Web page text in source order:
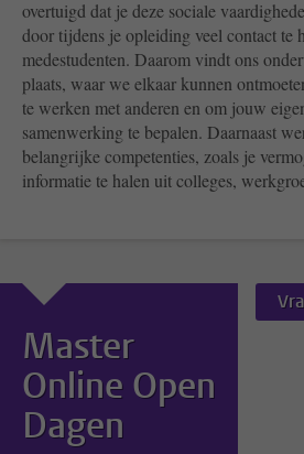
overtuigd dat je deze sociale
door tijdens je opleiding veel contact te
medestudenten. Daarom vindt ons
plaats, waar we elkaar kunnen
te werken met anderen en om jouw
samenwerking te bepalen. Daarnaast
belangrijke competenties, zoals je
informatie te halen uit colleges,
Master
Online Open
Dagen